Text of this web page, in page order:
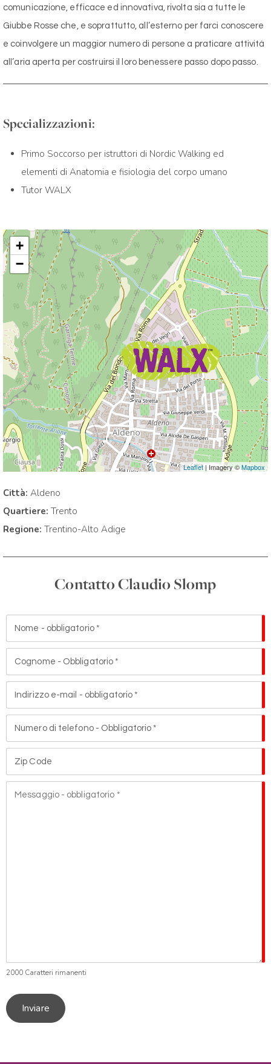
comunicazione, efficace ed innovativa, rivolta sia a tutte le
Giubbe Rosse che, e soprattutto, all’esterno per farci conoscere
e coinvolgere un maggior numero di persone a praticare attività
all’aria aperta per costruirsi il loro benessere passo dopo passo.
Specializzazioni:
Primo Soccorso per istruttori di Nordic Walking ed
elementi di Anatomia e fisiologia del corpo umano
Tutor WALX
+
−
Leaflet| Imagery ©Mapbox
Città: Aldeno
Quartiere: Trento
Regione: Trentino-Alto Adige
Contatto Claudio Slomp
2000 Caratteri rimanenti
Inviare